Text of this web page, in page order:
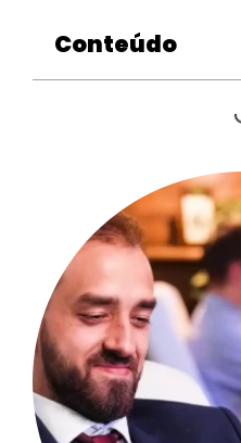
Conteúdo